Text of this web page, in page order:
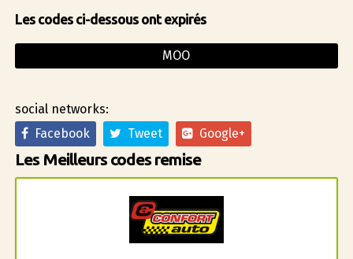
Les codes ci-dessous ont expirés
MOO
social networks:
Facebook
Tweet Google+
Les Meilleurs codes remise